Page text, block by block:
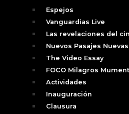
Espejos
Vanguardias Live
Las revelaciones del
Nuevos Pasajes
The Video Essay
FOCO Milagros
Actividades
Inauguración
Clausura